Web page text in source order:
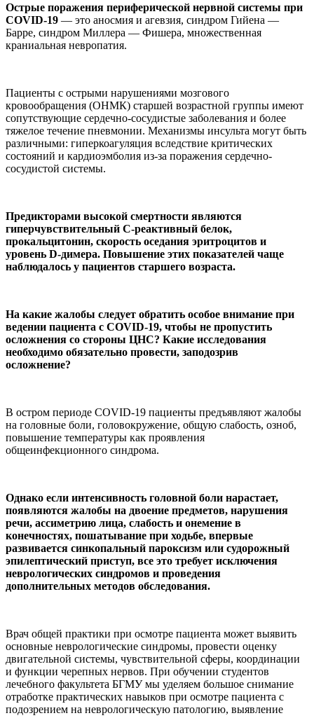
Острые поражения периферической нервной системы при
COVID-19 — это аносмия и агевзия, синдром Гийена —
Барре, синдром Миллера — Фишера, множественная
краниальная невропатия.
Пациенты с острыми нарушениями мозгового
кровообращения (ОНМК) старшей возрастной группы имеют
сопутствующие сердечно-сосудистые заболевания и более
тяжелое течение пневмонии. Механизмы инсульта могут быть
различными: гиперкоагуляция вследствие критических
состояний и кардиоэмболия из-за поражения сердечно-
сосудистой системы.
Предикторами высокой смертности являются
гиперчувствительный С-реактивный белок,
прокальцитонин, скорость оседания эритроцитов и
уровень D-димера. Повышение этих показателей чаще
наблюдалось у пациентов старшего возраста.
На какие жалобы следует обратить особое внимание при
ведении пациента с COVID-19, чтобы не пропустить
осложнения со стороны ЦНС? Какие исследования
необходимо обязательно провести, заподозрив
осложнение?
В остром периоде COVID-19 пациенты предъявляют жалобы
на головные боли, головокружение, общую слабость, озноб,
повышение температуры как проявления
общеинфекционного синдрома.
Однако если интенсивность головной боли нарастает,
появляются жалобы на двоение предметов, нарушения
речи, ассиметрию лица, слабость и онемение в
конечностях, пошатывание при ходьбе, впервые
развивается синкопальный пароксизм или судорожный
эпилептический приступ, все это требует исключения
неврологических синдромов и проведения
дополнительных методов обследования.
Врач общей практики при осмотре пациента может выявить
основные неврологические синдромы, провести оценку
двигательной системы, чувствительной сферы, координации
и функции черепных нервов. При обучении студентов
лечебного факультета БГМУ мы уделяем большое снимание
отработке практических навыков при осмотре пациента с
подозрением на неврологическую патологию, выявление